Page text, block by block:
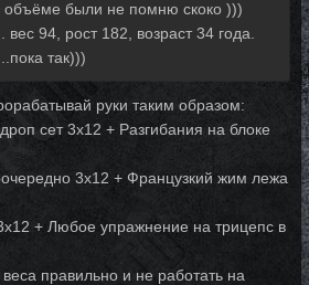
объёме были не помню скоко )))
94, рост 182, возраст 34 года.
так)))
руки таким образом:
сет 3х12 + Разгибания на блоке
3х12 + Французкий жим лежа
+ Любое упражнение на трицепс в
правильно и не работать на